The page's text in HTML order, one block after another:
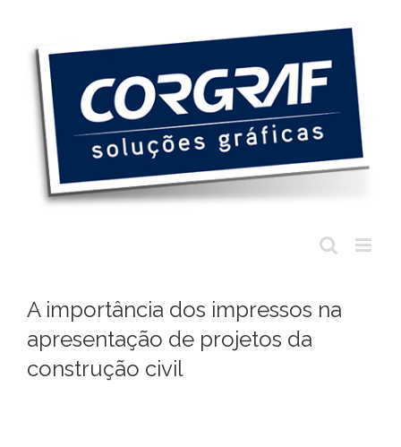
conteúdo
A importância dos impressos na
apresentação de projetos da
construção civil